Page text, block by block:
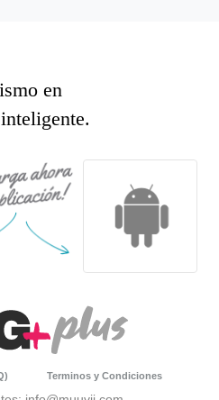
en
Terminos y Condiciones